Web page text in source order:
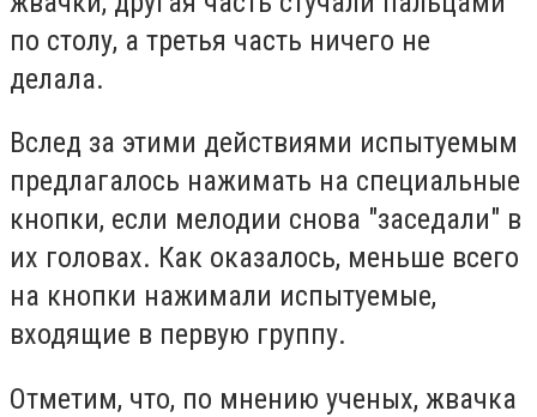
по столу, а третья часть ничего не
делала.
Вслед за этими действиями испытуемым
предлагалось нажимать на специальные
кнопки, если мелодии снова "заседали" в
их головах. Как оказалось, меньше всего
на кнопки нажимали испытуемые,
входящие в первую группу.
Отметим, что, по мнению ученых, жвачка